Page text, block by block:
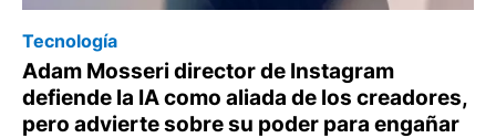
Tecnología
Adam Mosseri director de Instagram
defiende la IA como aliada de los creadores,
pero advierte sobre su poder para engañar